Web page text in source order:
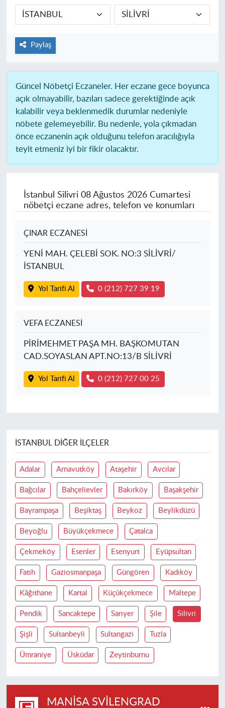
Paylaş
Güncel Nöbetçi Eczaneler. Her eczane gece boyunca
açık olmayabilir, bazıları sadece gerektiğinde açık
kalabilir veya beklenmedik durumlar nedeniyle
nöbete gelemeyebilir. Bu nedenle, yola çıkmadan
önce eczanenin açık olduğunu telefon aracılığıyla
teyit etmeniz iyi bir fikir olacaktır.
İstanbul Silivri08 Ağustos 2026 Cumartesi
nöbetçi eczane adres, telefon ve konumları
ÇINAR ECZANESİ
YENİ MAH. ÇELEBİ SOK. NO:3 SİLİVRİ/
İSTANBUL
Yol Tarifi Al 0 (212) 727 39 19
VEFA ECZANESİ
PİRİMEHMET PAŞA MH. BAŞKOMUTAN
CAD.SOYASLAN APT.NO:13/B SİLİVRİ
Yol Tarifi Al 0 (212) 727 00 25
İSTANBUL DIĞER İLÇELER
Adalar Arnavutköy Ataşehir Avcılar
Bağcılar Bahçelievler Bakırköy Başakşehir
Bayrampaşa Beşiktaş Beykoz Beylikdüzü
Beyoğlu Büyükçekmece Çatalca
Çekmeköy Esenler Esenyurt Eyüpsultan
Fatih Gaziosmanpaşa Güngören Kadıköy
Kâğıthane Kartal Küçükçekmece Maltepe
Pendik Sancaktepe Sarıyer Şile Silivri
Şişli Sultanbeyli Sultangazi Tuzla
Ümraniye Üsküdar Zeytinburnu
MANISA SVILENGRAD